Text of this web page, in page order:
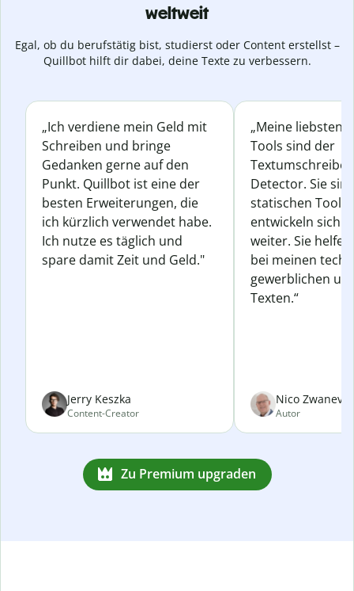
weltweit
Egal, ob du berufstätig bist, studierst oder Content erstellst –
Quillbot hilft dir dabei, deine Texte zu verbessern.
„Ich verdiene mein Geld mit
Schreiben und bringe
Gedanken gerne auf den
Punkt. Quillbot ist eine der
besten Erweiterungen, die
ich kürzlich verwendet habe.
Ich nutze es täglich und
spare damit Zeit und Geld."
Jerry Keszka
Content-Creator
„Meine liebsten
Tools sind der
Detector. Sie
statischen
entwickeln sich
weiter. Sie
bei meinen
gewerblichen
Texten.“
Nico
Autor
Zu Premium upgraden